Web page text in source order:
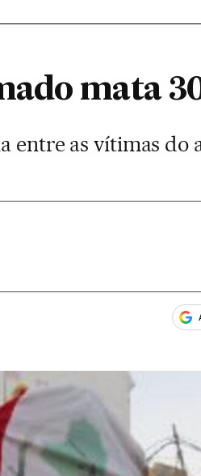
mata
entre as vítimas do